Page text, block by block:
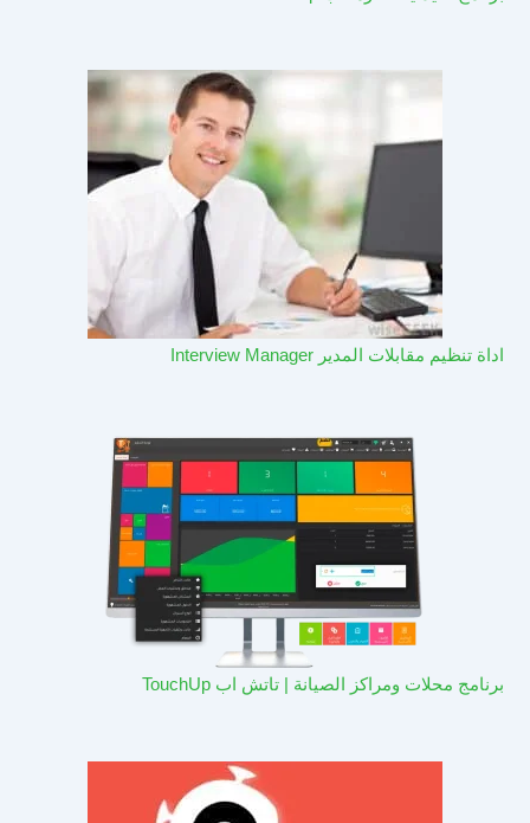
اداة تنظيم مقابلات المدير Interview Manager
برنامج محلات ومراكز الصيانة | تاتش اب TouchUp